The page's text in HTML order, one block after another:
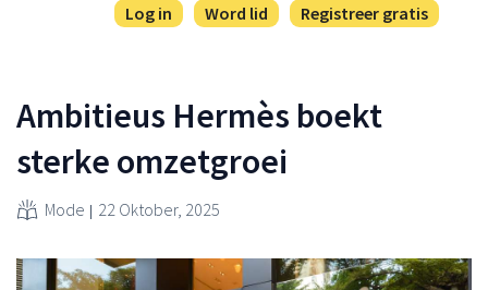
Registreer gratis
Log in
Word lid
Ambitieus Hermès boekt
sterke omzetgroei
Mode 22 Oktober, 2025